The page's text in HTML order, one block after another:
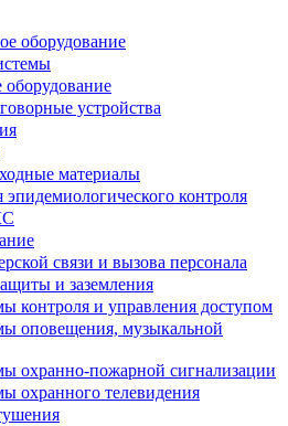
оборудование
оборудование
устройства
материалы
контроля
связи и вызова персонала
и заземления
контроля и управления доступом
оповещения, музыкальной
охранно-пожарной сигнализации
охранного телевидения